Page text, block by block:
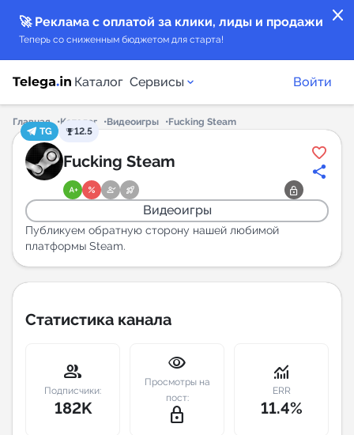
close
🚀 Реклама с оплатой за клики, лиды и продажи
Теперь со сниженным бюджетом для старта!
Каталог Сервисы
Каталог каналов
Каталог ботов
Горящие предложения
Индекс читаемости каналов в Telegram
Аналитика MAX каналов
Индивидуальное сопровождение
Аналитика Telegram
Войти
Главная Каталог Видеоигры
Fucking Steam
TG
12.5
Fucking Steam
Видеоигры
Публикуем обратную сторону нашей любимой
платформы Steam.
Статистика канала
group
Подписчики:
182K
visibility
Просмотры на
пост:
lock_outline
monitoring
ERR
11.4%